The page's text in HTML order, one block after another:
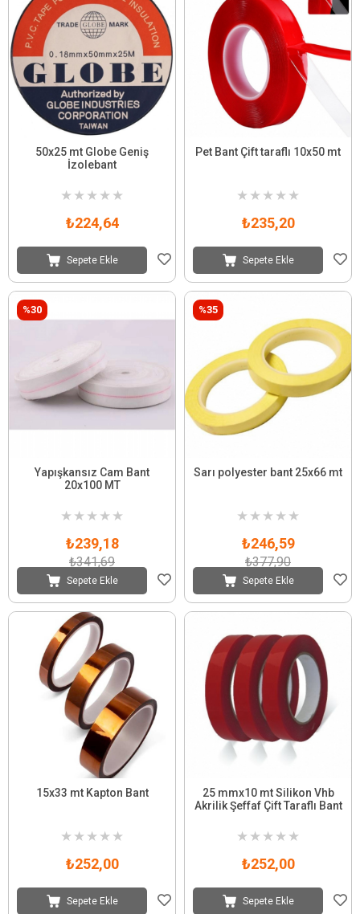
50x25 mt Globe Geniş
İzolebant
★ ★ ★ ★ ★
₺224,64
Sepete Ekle
Pet Bant Çift taraflı 10x50 mt
★ ★ ★ ★ ★
₺235,20
Sepete Ekle
Yapışkansız Cam Bant
20x100 MT
★ ★ ★ ★ ★
₺239,18
₺341,69
Sepete Ekle
%30
Sarı polyester bant 25x66 mt
★ ★ ★ ★ ★
₺246,59
₺377,90
Sepete Ekle
%35
15x33 mt Kapton Bant
★ ★ ★ ★ ★
₺252,00
Sepete Ekle
25 mmx10 mt Silikon Vhb
Akrilik Şeffaf Çift Taraflı Bant
★ ★ ★ ★ ★
₺252,00
Sepete Ekle